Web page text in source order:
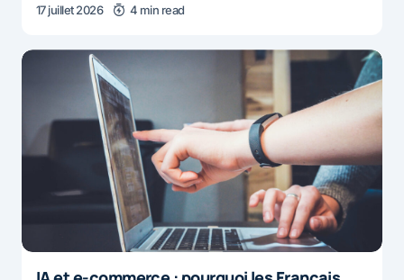
17 juillet 2026 4 min read